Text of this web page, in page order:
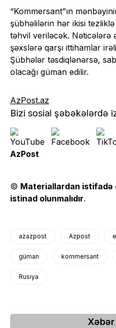
“Kommersant”ın
şübhəlilərin hər ikisi
təhvil veriləcək. Nəticələrə
şəxslərə qarşı ittihamlar
Şübhələr təsdiqlənərsə,
olacağı güman edilir.
AzPost.az
Bizi sosial şəbəkələrdə
AzPost
© Materiallardan istifadə
istinad olunmalıdır.
azazpost Azpost
güman kommersant
Rusiya